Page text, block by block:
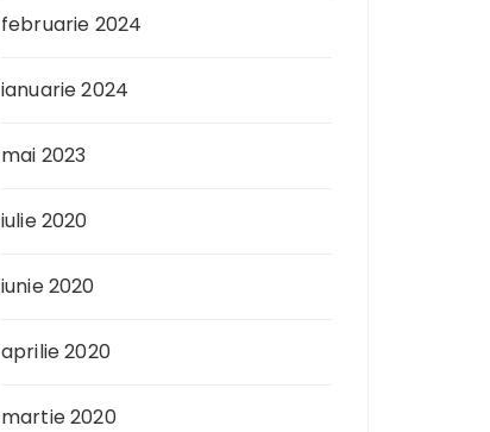
februarie 2024
ianuarie 2024
mai 2023
iulie 2020
iunie 2020
aprilie 2020
martie 2020